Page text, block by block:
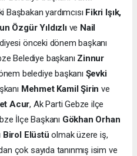
Başbakan yardımcısı Fikri Işık,
Özgür Yıldızlı ve Nail
önceki dönem başkanı
Belediye başkanı Zinnur
belediye başkanı Şevki
Mehmet Kamil Şirin ve
Acur, Ak Parti Gebze ilçe
İlçe Başkanı Gökhan Orhan
Birol Elüstü olmak üzere iş,
çok sayıda tanınmış isim ve